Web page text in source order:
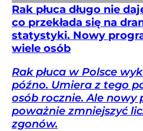
Rak płuca długo nie
co przekłada się na
statystyki. Nowy
wiele osób
Rak płuca w Polsce
późno. Umiera z tego
osób rocznie. Ale nowy
poważnie zmniejszyć
zgonów.